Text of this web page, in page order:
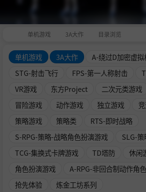
单机游戏 3A大作 目录浏览
单机游戏 3A大作
A-绕过D加密虚拟
STG-射击飞行
FPS-第一人称射击
VR游戏
东方Project 二次元类游戏
冒险游戏
动作游戏 独立游戏
策略游戏
策略类
RTS-即时战略
S-RPG-策略-战略角色扮演游戏
SLG-
TCG-集换式卡牌游戏
TD塔防 休闲
角色扮演游戏
A-RPG-非回合制动作角
抢先体验
炼金工坊系列